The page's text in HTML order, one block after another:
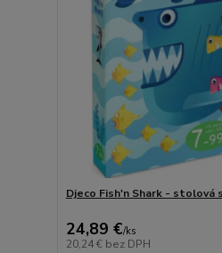
Djeco Fish'n Shark - stolová
24,89 €/ks
20,24 € bez DPH